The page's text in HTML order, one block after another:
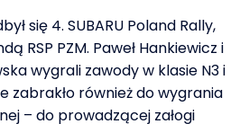
się 4. SUBARU Poland Rally,
RSP PZM. Paweł Hankiewicz i
wygrali zawody w klasie N3 i
zabrakło również do wygrania
– do prowadzącej załogi